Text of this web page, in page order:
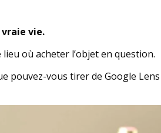
vraie vie.
où acheter l’objet en question.
pouvez-vous tirer de Google